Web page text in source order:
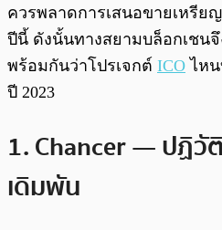
ควรพลาดการเสนอขายเหรีย
ปีนี้ ดังนั้นทางสยามบล็อกเชน
พร้อมกันว่าโปรเจกต์ ICO ไห
ปี 2023
1. Chancer — ปฏิวั
เดิมพัน